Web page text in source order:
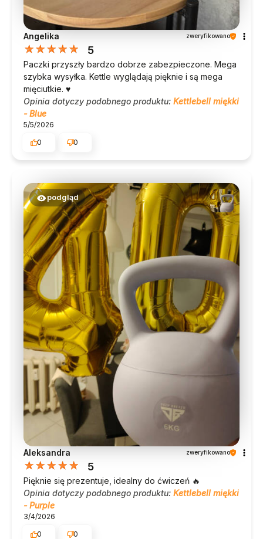
Angelika zweryfikowano
5
Paczki przyszły bardzo dobrze zabezpieczone. Mega
szybka wysyłka. Kettle wyglądają pięknie i są mega
mięciutkie. ♥️
Opinia dotyczy podobnego produktu: Kettlebell miękki
- Blue
5/5/2026
0
0
podgląd
Aleksandra zweryfikowano
5
Pięknie się prezentuje, idealny do ćwiczeń 🔥
Opinia dotyczy podobnego produktu: Kettlebell miękki
- Purple
3/4/2026
0
0